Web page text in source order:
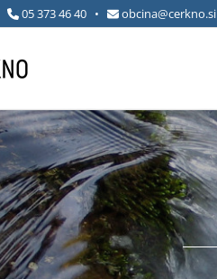
05 373 46 40• obcina@cerkno.si